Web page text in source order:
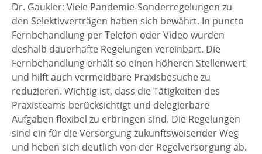
Dr. Gaukler: Viele Pandemie-Sonderregelungen zu
den Selektivverträgen haben sich bewährt. In puncto
Fernbehandlung per Telefon oder Video wurden
deshalb dauerhafte Regelungen vereinbart. Die
Fernbehandlung erhält so einen höheren Stellenwert
und hilft auch vermeidbare Praxisbesuche zu
reduzieren. Wichtig ist, dass die Tätigkeiten des
Praxisteams berücksichtigt und delegierbare
Aufgaben flexibel zu erbringen sind. Die Regelungen
sind ein für die Versorgung zukunftsweisender Weg
und heben sich deutlich von der Regelversorgung ab.